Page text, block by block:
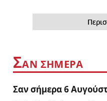
ΣΑΝ ΣΗΜΕΡΑ
Σαν σήμερα 6